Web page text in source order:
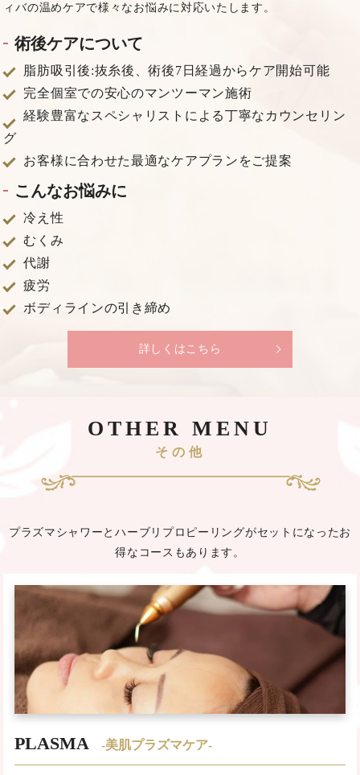
ィバの温めケアで様々なお悩みに対応いたします。
術後ケアについて
脂肪吸引後:抜糸後、術後7日経過からケア開始可能
完全個室での安心のマンツーマン施術
経験豊富なスペシャリストによる丁寧なカウンセリン
グ
お客様に合わせた最適なケアプランをご提案
こんなお悩みに
冷え性
むくみ
代謝
疲労
ボディラインの引き締め
詳しくはこちら
OTHER MENU
その他
プラズマシャワーとハーブリプロピーリングがセットになったお
得なコースもあります。
PLASMA -美肌プラズマケア-